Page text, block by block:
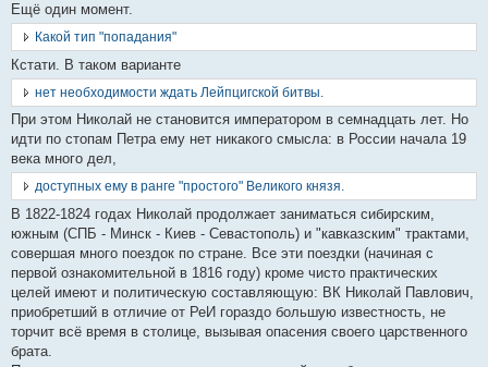
Ещё один момент.
Какой тип "попадания"
Кстати. В таком варианте
нет необходимости ждать Лейпцигской битвы.
При этом Николай не становится императором в семнадцать лет. Но
идти по стопам Петра ему нет никакого смысла: в России начала 19
века много дел,
доступных ему в ранге "простого" Великого князя.
В 1822-1824 годах Николай продолжает заниматься сибирским,
южным (СПБ - Минск - Киев - Севастополь) и "кавказским" трактами,
совершая много поездок по стране. Все эти поездки (начиная с
первой ознакомительной в 1816 году) кроме чисто практических
целей имеют и политическую составляющую: ВК Николай Павлович,
приобретший в отличие от РеИ гораздо большую известность, не
торчит всё время в столице, вызывая опасения своего царственного
брата.